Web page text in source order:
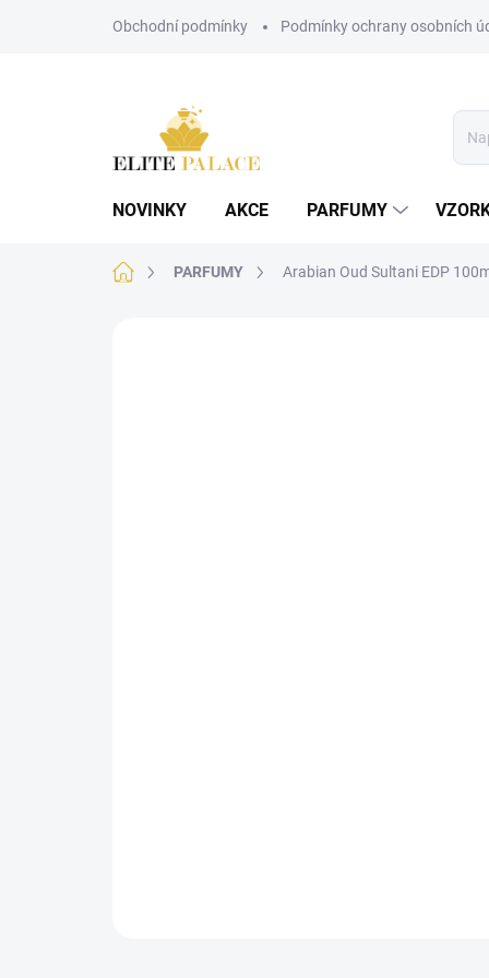
Obchodní podmínky Podmínky ochrany osobních
NOVINKY AKCE PARFUMY
Domů PARFUMY Arabian Oud Sultani EDP